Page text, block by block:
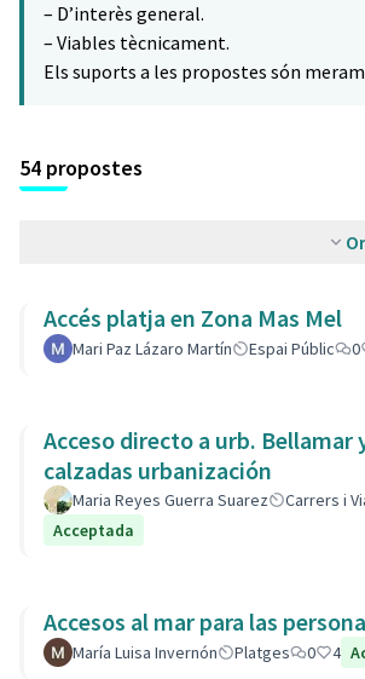
– D’interès general.
– Viables tècnicament.
Els suports a les propostes són
54 propostes
Accés platja en Zona Mas Mel
Mari Paz Lázaro Martín Espai Públic 0
Acceso directo a urb. Bellamar
calzadas urbanización
Maria Reyes Guerra Suarez Carrers i
Acceptada
Accesos al mar para las
María Luisa Invernón Platges 0 4